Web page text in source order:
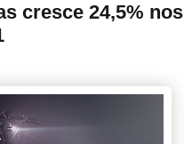
cresce 24,5% nos